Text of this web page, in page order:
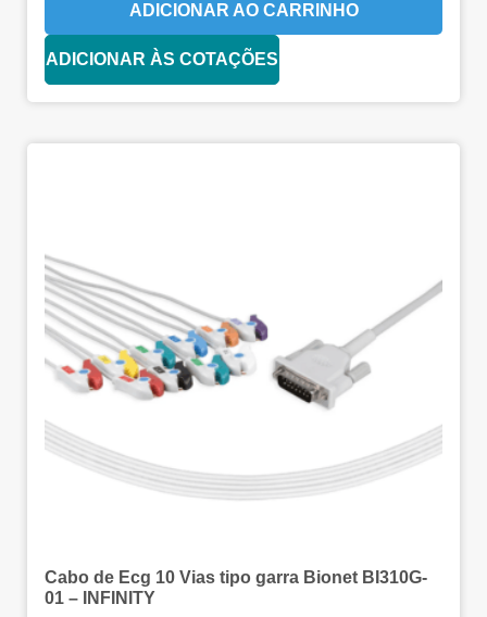
ADICIONAR AO CARRINHO
ADICIONAR ÀS COTAÇÕES
Cabo de Ecg 10 Vias tipo garra Bionet BI310G-
01 – INFINITY